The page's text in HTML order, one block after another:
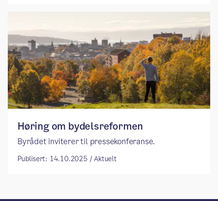
Høring om bydelsreformen
Byrådet inviterer til pressekonferanse.
Publisert: 14.10.2025 / Aktuelt